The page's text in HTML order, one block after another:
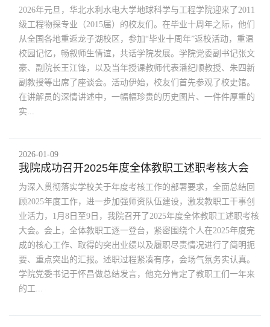
2026年元旦，华北水利水电大学地球科学与工程学院迎来了2011
级工程物探专业（2015届）的校友们。在毕业十周年之际，他们
从全国各地重返龙子湖校区，参加“毕业十周年”返校活动，重温
校园记忆，畅叙师生情谊，共话学院发展。学院党委副书记张文
豪、副院长王江锋，以及当年授课教师代表潘纪顺教授、朱四新
副教授等出席了座谈会。活动伊始，校友们首先参观了校史馆。
在讲解员的深情讲述中，一幅幅珍贵的历史图片、一件件厚重的
实...
2026-01-09
我院成功召开2025年度全体教职工述职考核大会
为深入贯彻落实学校关于年度考核工作的部署要求，全面总结回
顾2025年度工作，进一步加强师资队伍建设，激发教职工干事创
业活力，1月8日至9日，我院召开了2025年度全体教职工述职考核
大会。会上，全体教职工逐一登台，紧密围绕个人在2025年度完
成的核心工作、取得的突出业绩以及履职尽责情况进行了简明扼
要、重点突出的汇报。述职过程紧凑有序，会场气氛务实认真。
学院党委书记于怀昌做总结发言，他充分肯定了教职工们一年来
的工...